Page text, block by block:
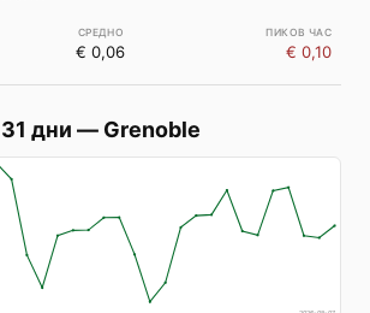
€ 0,06 € 0,10
дни — Grenoble